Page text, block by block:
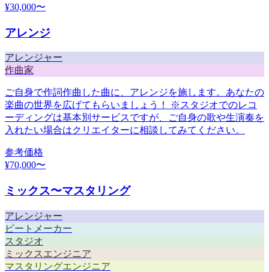
¥30,000〜
アレンジ
アレンジャー
作曲家
ご自身で作詞作曲した曲に、アレンジを施します。あなたの
楽曲の世界を広げてもらいましょう！ ※スタジオでのレコ
ーディングは基本別サービスですが、ご自身の歌や生演奏を
入れたい場合はクリエイターに相談してみてください。
参考価格
¥70,000〜
ミックス〜マスタリング
アレンジャー
ビートメーカー
スタジオ
ミックスエンジニア
マスタリングエンジニア